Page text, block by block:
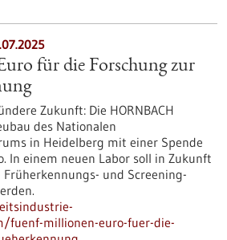
für die Forschung zur
Zukunft: Die HORNBACH
des Nationalen
in Heidelberg mit einer Spende
In einem neuen Labor soll in Zukunft
und Screening-
fuenf-millionen-euro-fuer-die-